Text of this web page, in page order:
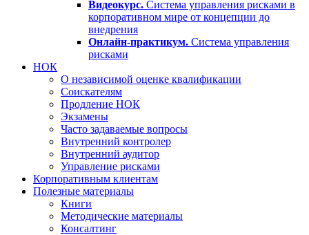
Видеокурс. Система управления рисками в
корпоративном мире от концепции до
внедрения
Онлайн-практикум. Система управления
рисками
НОК
О независимой оценке квалификации
Соискателям
Продление НОК
Экзамены
Часто задаваемые вопросы
Внутренний контролер
Внутренний аудитор
Управление рисками
Корпоративным клиентам
Полезные материалы
Книги
Методические материалы
Консалтинг